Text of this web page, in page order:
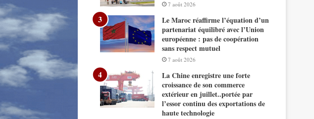
7 août 2026
Le Maroc réaffirme l’équation d’un
partenariat équilibré avec l’Union
européenne : pas de coopération
sans respect mutuel
7 août 2026
La Chine enregistre une forte
croissance de son commerce
extérieur en juillet..portée par
l’essor continu des exportations de
haute technologie